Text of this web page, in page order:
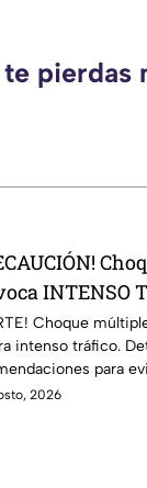
te
INTENSO
Delta HOY
zona de la
Choque
intenso tráfico.
para
2026